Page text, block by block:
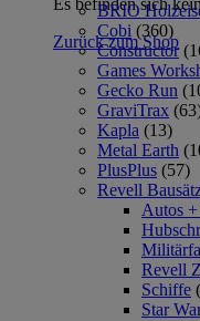
Es befinden sich
Zurück zum Shop
BRIO
Cobi (360)
Constructor
Games
Gecko Run
GraviTrax
Kapla (13)
Metal Earth
PlusPlus (57)
Revell
Autos
Revell
Schiffe
Star